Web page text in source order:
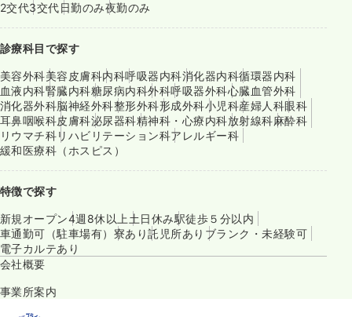
2交代3交代日勤のみ夜勤のみ
診療科目で探す
美容外科美容皮膚科内科呼吸器内科消化器内科循環器内科
血液内科腎臓内科糖尿病内科外科呼吸器外科心臓血管外科
消化器外科脳神経外科整形外科形成外科小児科産婦人科眼科
耳鼻咽喉科皮膚科泌尿器科精神科・心療内科放射線科麻酔科
リウマチ科リハビリテーション科アレルギー科
緩和医療科（ホスピス）
特徴で探す
新規オープン4週8休以上 土日休み駅徒歩５分以内
車通勤可（駐車場有） 寮あり託児所あり ブランク・未経験可
電子カルテあり
会社概要
事業所案内